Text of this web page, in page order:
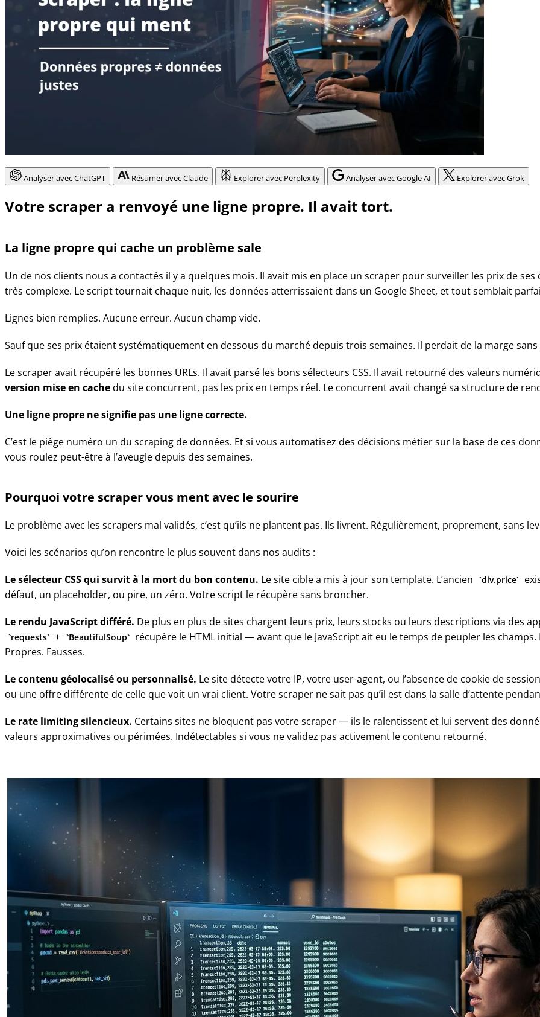
Analyser avec ChatGPT Résumer avec Claude Explorer avec Perplexity Analyser avec Google AI Explorer avec Grok
Votre scraper a renvoyé une ligne propre. Il avait tort.
La ligne propre qui cache un problème sale
Un de nos clients nous a contactés il y a quelques mois. Il avait mis en place un scraper pour surveiller les prix de
très complexe. Le script tournait chaque nuit, les données atterrissaient dans un Google Sheet, et tout semblait
Lignes bien remplies. Aucune erreur. Aucun champ vide.
Sauf que ses prix étaient systématiquement en dessous du marché depuis trois semaines. Il perdait de la marge
Le scraper avait récupéré les bonnes URLs. Il avait parsé les bons sélecteurs CSS. Il avait retourné des valeurs
version mise en cachedu site concurrent, pas les prix en temps réel. Le concurrent avait changé sa structure de
Une ligne propre ne signifie pas une ligne correcte.
C’est le piège numéro un du scraping de données. Et si vous automatisez des décisions métier sur la base de ces
vous roulez peut-être à l’aveugle depuis des semaines.
Pourquoi votre scraper vous ment avec le sourire
Le problème avec les scrapers mal validés, c’est qu’ils ne plantent pas. Ils livrent. Régulièrement, proprement, sans
Voici les scénarios qu’on rencontre le plus souvent dans nos audits :
Le sélecteur CSS qui survit à la mort du bon contenu. Le site cible a mis à jour son template. L’ancien div.price
défaut, un placeholder, ou pire, un zéro. Votre script le récupère sans broncher.
Le rendu JavaScript différé. De plus en plus de sites chargent leurs prix, leurs stocks ou leurs descriptions via des
requests + BeautifulSoup
récupère le HTML initial — avant que le JavaScript ait eu le temps de peupler les
Propres. Fausses.
Le contenu géolocalisé ou personnalisé. Le site détecte votre IP, votre user-agent, ou l’absence de cookie de
ou une offre différente de celle que voit un vrai client. Votre scraper ne sait pas qu’il est dans la salle d’attente
Le rate limiting silencieux. Certains sites ne bloquent pas votre scraper — ils le ralentissent et lui servent des
valeurs approximatives ou périmées. Indétectables si vous ne validez pas activement le contenu retourné.